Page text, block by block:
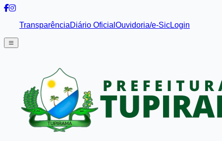
TransparênciaDiário Oficial Ouvidoria/e-SicLogin